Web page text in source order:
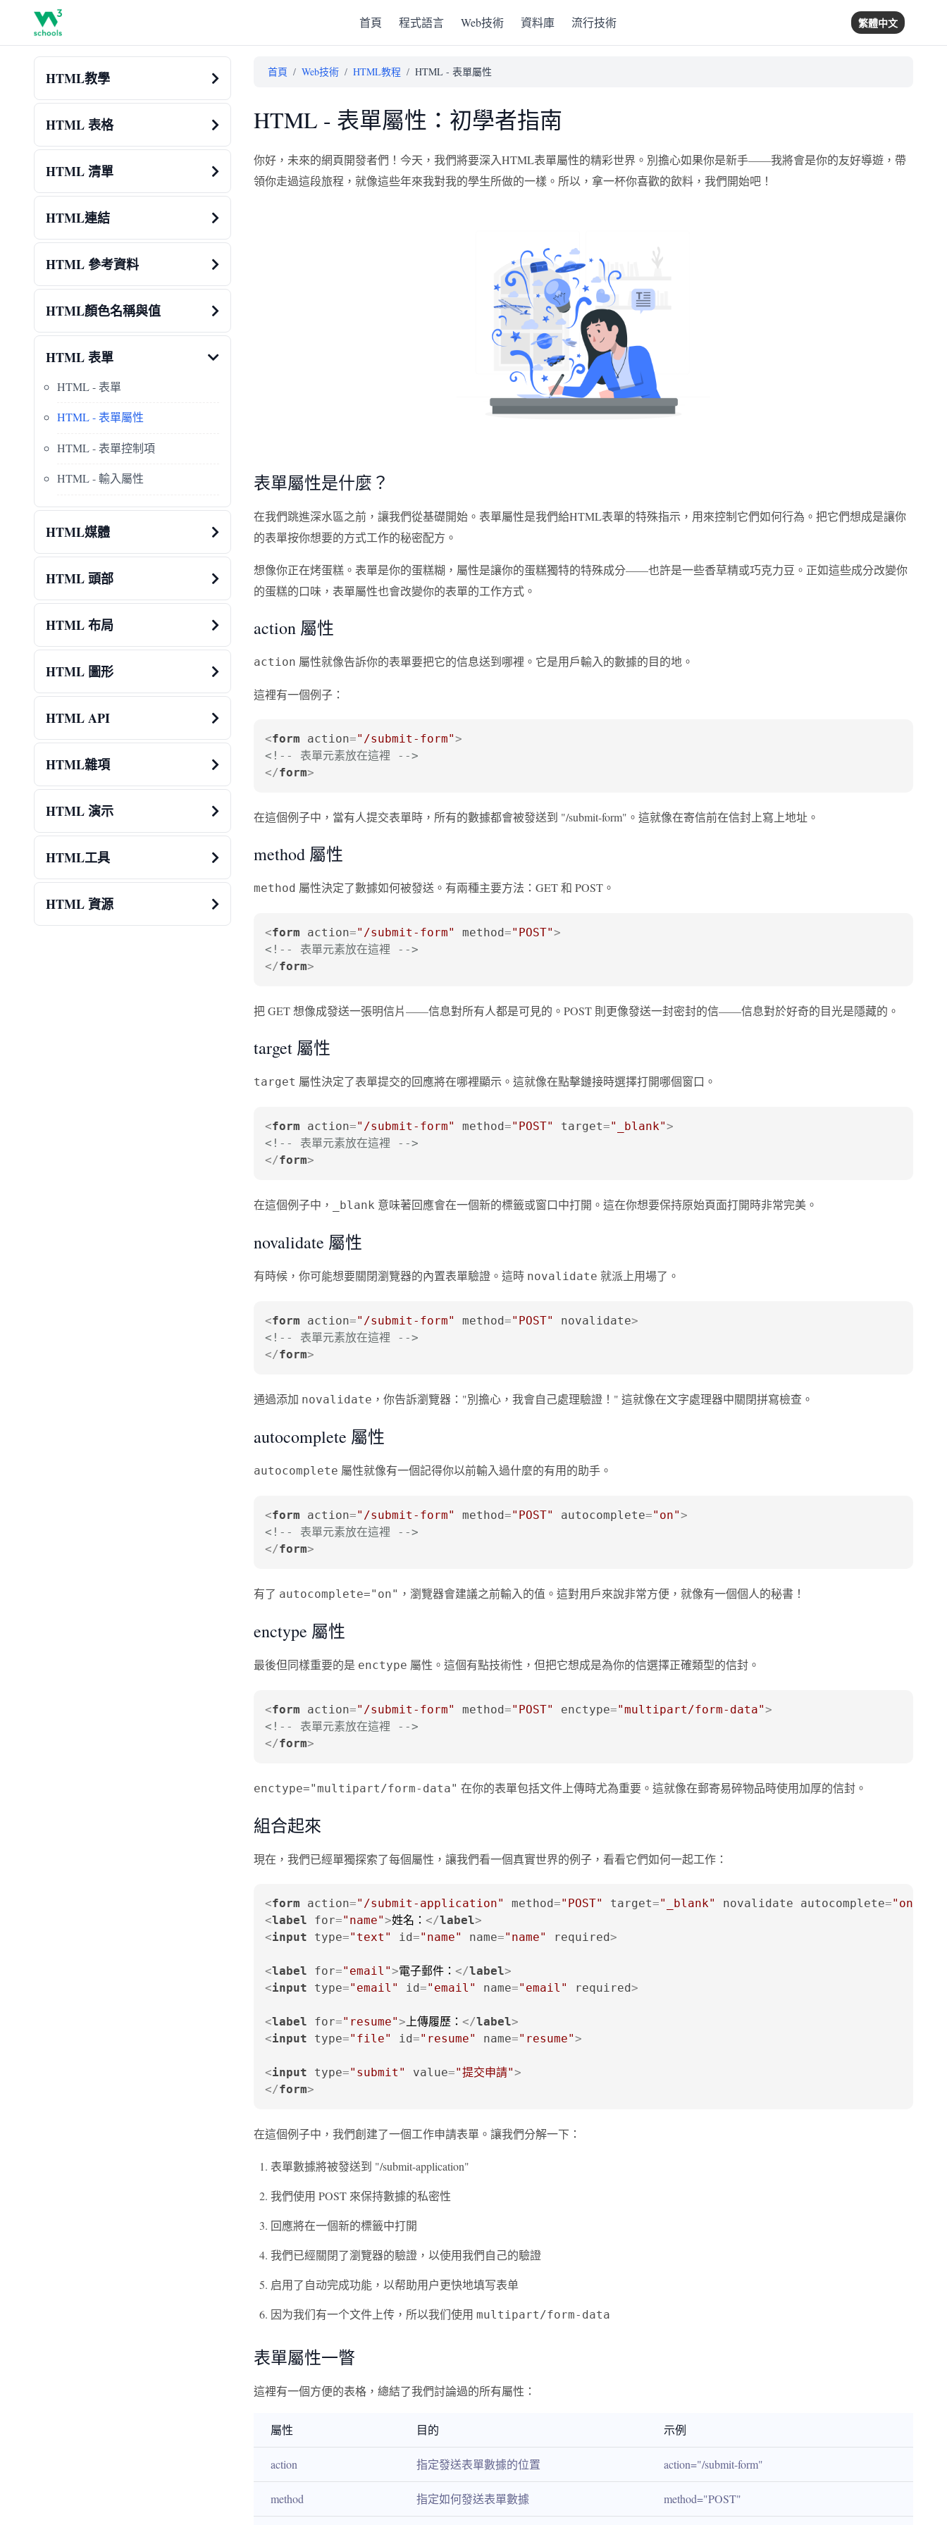
首頁 程式語言 Web技術 資料庫 流行技術 繁體中文
HTML教學
HTML 表格
HTML 清單
HTML連結
HTML 參考資料
HTML顏色名稱與值
HTML 表單
HTML - 表單
HTML - 表單屬性
HTML - 表單控制項
HTML - 輸入屬性
HTML媒體
HTML 頭部
HTML 布局
HTML 圖形
HTML API
HTML雜項
HTML 演示
HTML工具
HTML 資源
首頁 / Web技術 / HTML教程 / HTML - 表單屬性
HTML - 表單屬性：初學者指南
你好，未來的網頁開發者們！今天，我們將要深入HTML表單屬性的精彩世界。別擔心如果你是新手——我將會是你的友好導遊，帶
領你走過這段旅程，就像這些年來我對我的學生所做的一樣。所以，拿一杯你喜歡的飲料，我們開始吧！
表單屬性是什麼？
在我們跳進深水區之前，讓我們從基礎開始。表單屬性是我們給HTML表單的特殊指示，用來控制它們如何行為。把它們想成是讓你
的表單按你想要的方式工作的秘密配方。
想像你正在烤蛋糕。表單是你的蛋糕糊，屬性是讓你的蛋糕獨特的特殊成分——也許是一些香草精或巧克力豆。正如這些成分改變你
的蛋糕的口味，表單屬性也會改變你的表單的工作方式。
action 屬性
action 屬性就像告訴你的表單要把它的信息送到哪裡。它是用戶輸入的數據的目的地。
這裡有一個例子：
<form action="/submit-form">
<!-- 表單元素放在這裡 -->
</form>
在這個例子中，當有人提交表單時，所有的數據都會被發送到 "/submit-form"。這就像在寄信前在信封上寫上地址。
method 屬性
method 屬性決定了數據如何被發送。有兩種主要方法：GET 和 POST。
<form action="/submit-form" method="POST">
<!-- 表單元素放在這裡 -->
</form>
把 GET 想像成發送一張明信片——信息對所有人都是可見的。POST 則更像發送一封密封的信——信息對於好奇的目光是隱藏的。
target 屬性
target 屬性決定了表單提交的回應將在哪裡顯示。這就像在點擊鏈接時選擇打開哪個窗口。
<form action="/submit-form" method="POST" target="_blank">
<!-- 表單元素放在這裡 -->
</form>
在這個例子中， _blank 意味著回應會在一個新的標籤或窗口中打開。這在你想要保持原始頁面打開時非常完美。
novalidate 屬性
有時候，你可能想要關閉瀏覽器的內置表單驗證。這時 novalidate 就派上用場了。
<form action="/submit-form" method="POST" novalidate>
<!-- 表單元素放在這裡 -->
</form>
通過添加 novalidate ，你告訴瀏覽器："別擔心，我會自己處理驗證！" 這就像在文字處理器中關閉拼寫檢查。
autocomplete 屬性
autocomplete 屬性就像有一個記得你以前輸入過什麼的有用的助手。
<form action="/submit-form" method="POST" autocomplete="on">
<!-- 表單元素放在這裡 -->
</form>
有了 autocomplete="on" ，瀏覽器會建議之前輸入的值。這對用戶來說非常方便，就像有一個個人的秘書！
enctype 屬性
最後但同樣重要的是 enctype 屬性。這個有點技術性，但把它想成是為你的信選擇正確類型的信封。
<form action="/submit-form" method="POST" enctype="multipart/form-data">
<!-- 表單元素放在這裡 -->
</form>
enctype="multipart/form-data" 在你的表單包括文件上傳時尤為重要。這就像在郵寄易碎物品時使用加厚的信封。
組合起來
現在，我們已經單獨探索了每個屬性，讓我們看一個真實世界的例子，看看它們如何一起工作：
<form action="/submit-application" method="POST" target="_blank" novalidate autocomplete="on"
<label for="name">姓名： </label>
<input type="text" id="name" name="name" required>
<label for="email">電子郵件： </label>
<input type="email" id="email" name="email" required>
<label for="resume">上傳履歷： </label>
<input type="file" id="resume" name="resume">
<input type="submit" value="提交申請">
</form>
在這個例子中，我們創建了一個工作申請表單。讓我們分解一下：
表單數據將被發送到 "/submit-application"
我們使用 POST 來保持數據的私密性
回應將在一個新的標籤中打開
我們已經關閉了瀏覽器的驗證，以使用我們自己的驗證
启用了自动完成功能，以帮助用户更快地填写表单
因为我们有一个文件上传，所以我们使用 multipart/form-data
表單屬性一瞥
這裡有一個方便的表格，總結了我們討論過的所有屬性：
屬性 目的 示例
action 指定發送表單數據的位置 action="/submit-form"
method 指定如何發送表單數據 method="POST"